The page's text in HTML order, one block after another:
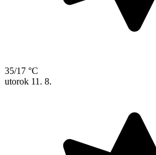
35/17 °C
utorok 11. 8.